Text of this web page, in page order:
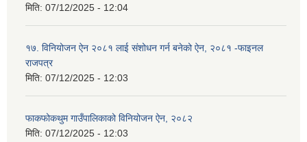
मिति: 07/12/2025 - 12:04
१७. विनियोजन ऐन २०८१ लाई संशोधन गर्न बनेको ऐन, २०८१ -फाइनल
राजपत्र
मिति: 07/12/2025 - 12:03
फाकफोकथुम गाउँपालिकाको विनियोजन ऐन, २०८२
मिति: 07/12/2025 - 12:03